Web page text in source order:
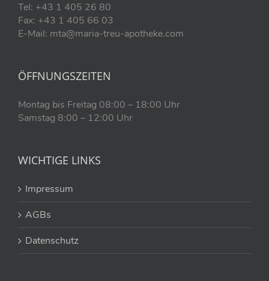
Tel: +43 1 405 26 80
Fax: +43 1 405 66 03
E-Mail: mta@maria-treu-apotheke.com
ÖFFNUNGSZEITEN
Montag bis Freitag 08:00 – 18:00 Uhr
Samstag 8:00 – 12:00 Uhr
WICHTIGE LINKS
Impressum
AGBs
Datenschutz